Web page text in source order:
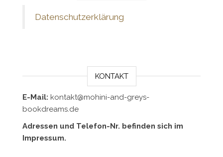
Datenschutzerklärung
KONTAKT
E-Mail: kontakt@mohini-and-greys-
bookdreams.de
Adressen und Telefon-Nr. befinden sich im
Impressum.